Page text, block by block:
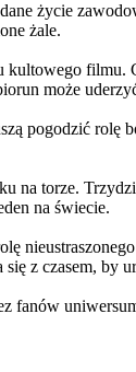
życie
żale.
filmu.
może
pogodzić rolę
torze.
na świecie.
z czasem, by